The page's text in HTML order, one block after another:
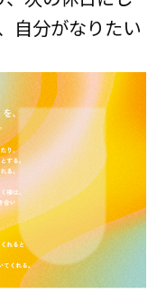
自分がなりたい